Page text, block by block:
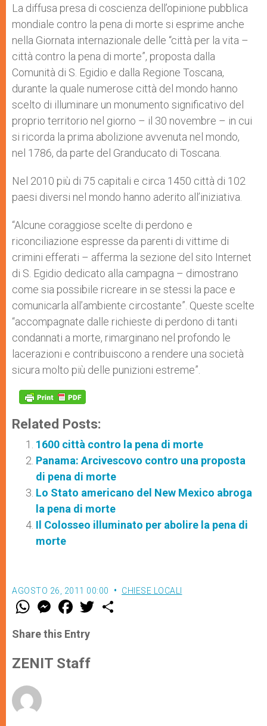
La diffusa presa di coscienza dell’opinione pubblica
mondiale contro la pena di morte si esprime anche
nella Giornata internazionale delle “città per la vita –
città contro la pena di morte”, proposta dalla
Comunità di S. Egidio e dalla Regione Toscana,
durante la quale numerose città del mondo hanno
scelto di illuminare un monumento significativo del
proprio territorio nel giorno – il 30 novembre – in cui
si ricorda la prima abolizione avvenuta nel mondo,
nel 1786, da parte del Granducato di Toscana.
Nel 2010 più di 75 capitali e circa 1450 città di 102
paesi diversi nel mondo hanno aderito all’iniziativa.
“Alcune coraggiose scelte di perdono e
riconciliazione espresse da parenti di vittime di
crimini efferati – afferma la sezione del sito Internet
di S. Egidio dedicato alla campagna – dimostrano
come sia possibile ricreare in se stessi la pace e
comunicarla all’ambiente circostante”. Queste scelte
“accompagnate dalle richieste di perdono di tanti
condannati a morte, rimarginano nel profondo le
lacerazioni e contribuiscono a rendere una società
sicura molto più delle punizioni estreme”.
Related Posts:
1600 città contro la pena di morte
Panama: Arcivescovo contro una proposta
di pena di morte
Lo Stato americano del New Mexico abroga
la pena di morte
Il Colosseo illuminato per abolire la pena di
morte
AGOSTO 26, 2011 00:00 CHIESE LOCALI
W
t
s
p
p
M
e
s
e
g
e
F
a
e
b
o
k
w
Share this Entry
ZENIT Staff